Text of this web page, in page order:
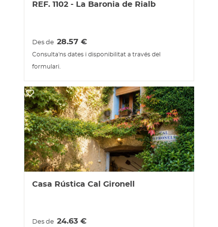
REF. 1102 - La Baronia de Rialb
Des de 28.57€
Consulta'ns dates i disponibilitat a través del
formulari.
Casa Rústica Cal Gironell
Des de 24.63€